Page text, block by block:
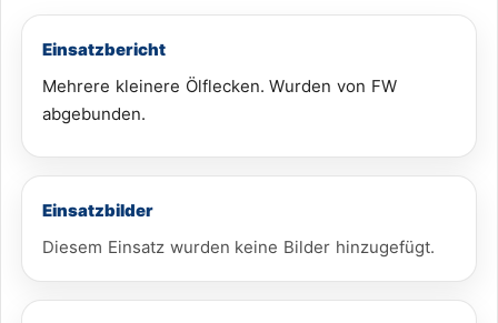
Einsatzbericht
Mehrere kleinere Ölflecken. Wurden von FW
abgebunden.
Einsatzbilder
Diesem Einsatz wurden keine Bilder hinzugefügt.